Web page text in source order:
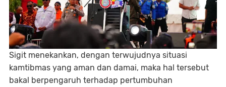
Sigit menekankan, dengan terwujudnya situasi
kamtibmas yang aman dan damai, maka hal tersebut
bakal berpengaruh terhadap pertumbuhan